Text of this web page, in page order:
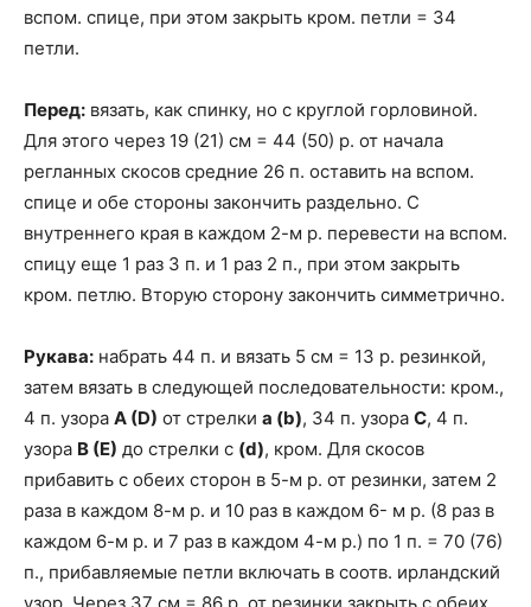
вспом. спице, при этом закрыть кром. петли = 34
петли.
Перед: вязать, как спинку, но с круглой горловиной.
Для этого через 19 (21) см = 44 (50) р. от начала
регланных скосов средние 26 п. оставить на вспом.
спице и обе стороны закончить раздельно. С
внутреннего края в каждом 2-м р. перевести на вспом.
спицу еще 1 раз 3 п. и 1 раз 2 п., при этом закрыть
кром. петлю. Вторую сторону закончить симметрично.
Рукава: набрать 44 п. и вязать 5 см = 13 р. резинкой,
затем вязать в следующей последовательности: кром.,
4 п. узора A (D) от стрелки а (b), 34 п. узора С, 4 п.
узора В (Е) до стрелки с (d), кром. Для скосов
прибавить с обеих сторон в 5-м р. от резинки, затем 2
раза в каждом 8-м р. и 10 раз в каждом 6- м р. (8 раз в
каждом 6-м р. и 7 раз в каждом 4-м р.) по 1 п. = 70 (76)
п., прибавляемые петли включать в соотв. ирландский